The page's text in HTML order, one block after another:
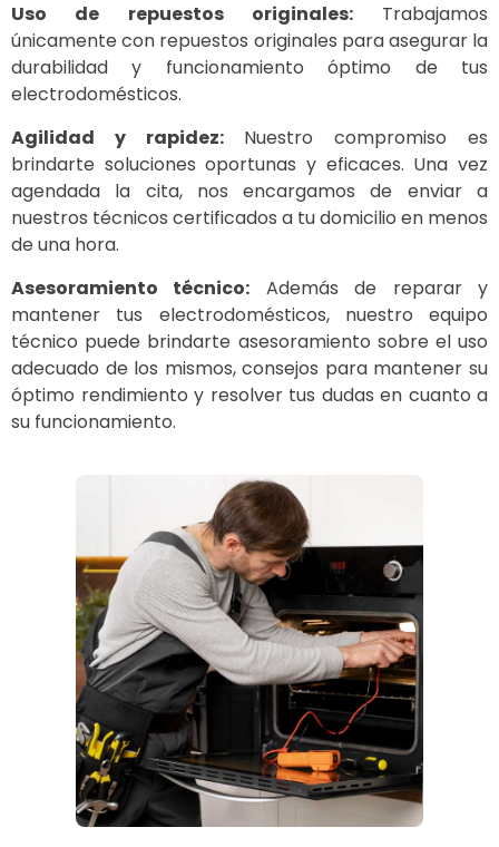
Uso de repuestos originales:Trabajamos
únicamente con repuestos originales para asegurar la
durabilidad y funcionamiento óptimo de tus
electrodomésticos.
Agilidad y rapidez:Nuestro compromiso es
brindarte soluciones oportunas y eficaces. Una vez
agendada la cita, nos encargamos de enviar a
nuestros técnicos certificados a tu domicilio en menos
de una hora.
Asesoramiento técnico: Además de reparar y
mantener tus electrodomésticos, nuestro equipo
técnico puede brindarte asesoramiento sobre el uso
adecuado de los mismos, consejos para mantener su
óptimo rendimiento y resolver tus dudas en cuanto a
su funcionamiento.